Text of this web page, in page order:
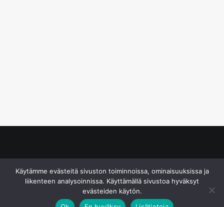
Käytämme evästeitä sivuston toiminnoissa, ominaisuuksissa ja
liikenteen analysoinnissa. Käyttämällä sivustoa hyväksyt
evästeiden käytön.